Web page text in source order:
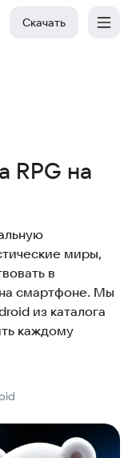
Скачать
RPG на
миры,
в
смартфоне. Мы
из каталога
каждому